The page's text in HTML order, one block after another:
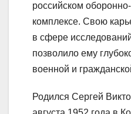
российском
комплексе. Свою
в сфере
позволило ему
военной и
Родился Сергей